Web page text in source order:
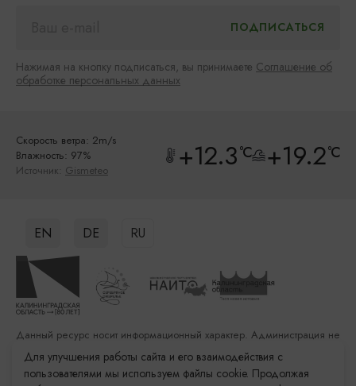
Нажимая на кнопку подписаться, вы принимаете Соглашение об
обработке персональных данных
Скорость ветра: 2m/s
Влажность: 97%
Источник: Gismeteo +12.3°C +19.2°C
EN DE RU
Данный ресурс носит информационный характер. Администрация не
несет ответственности за качество услуг, предоставленных
сторонними организациями
Для улучшения работы сайта и его взаимодействия с
пользователями мы используем файлы cookie. Продолжая